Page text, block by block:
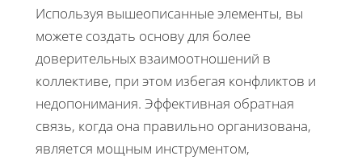
Используя вышеописанные элементы, вы
можете создать основу для более
доверительных взаимоотношений в
коллективе, при этом избегая конфликтов и
недопонимания. Эффективная обратная
связь, когда она правильно организована,
является мощным инструментом,